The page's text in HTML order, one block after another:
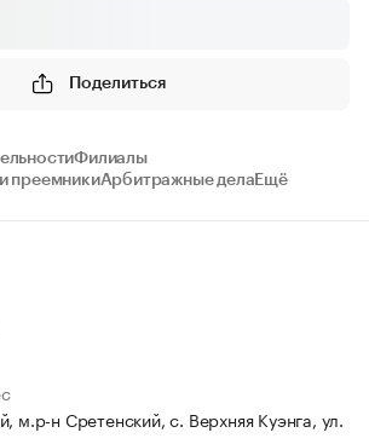
Поделиться
Филиалы
преемникиАрбитражные дела Ещё
м.р-н Сретенский, с. Верхняя Куэнга, ул.